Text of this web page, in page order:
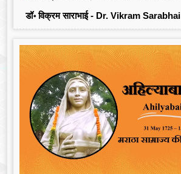
डॉ॰ विक्रम साराभाई - Dr. Vikram Sarabhai